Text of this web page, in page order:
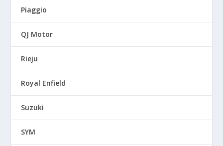
Piaggio
QJ Motor
Rieju
Royal Enfield
Suzuki
SYM